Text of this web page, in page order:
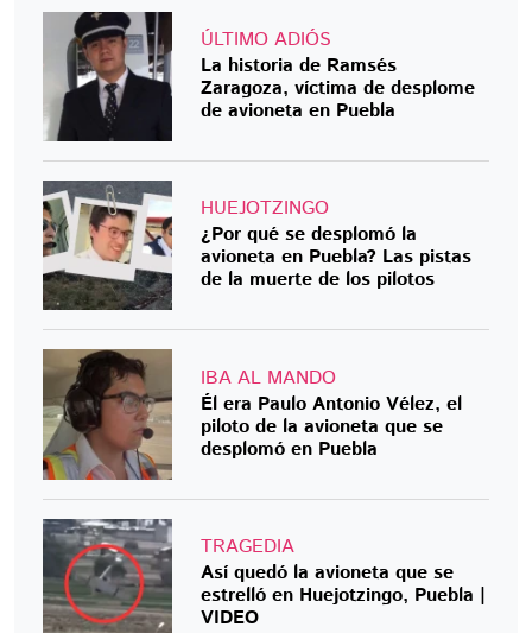
ÚLTIMO ADIÓS
La historia de Ramsés
Zaragoza, víctima de desplome
de avioneta en Puebla
HUEJOTZINGO
¿Por qué se desplomó la
avioneta en Puebla? Las pistas
de la muerte de los pilotos
IBA AL MANDO
Él era Paulo Antonio Vélez, el
piloto de la avioneta que se
desplomó en Puebla
TRAGEDIA
Así quedó la avioneta que se
estrelló en Huejotzingo, Puebla |
VIDEO